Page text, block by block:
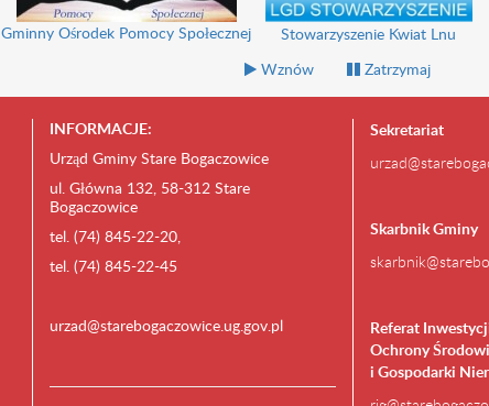
Gminny Ośrodek Pomocy Społecznej Stowarzyszenie Kwiat Lnu
Wznów Zatrzymaj
INFORMACJE:
Urząd Gminy Stare Bogaczowice
ul. Główna 132, 58-312 Stare
Bogaczowice
tel. (74) 845-22-20,
tel. (74) 845-22-45
urzad@starebogaczowice.ug.gov.pl
Sekretariat
Skarbnik Gminy
Referat
Ochrony
i Gospodarki